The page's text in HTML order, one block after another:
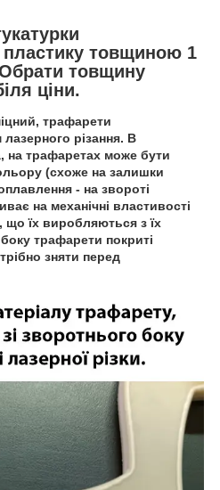
товщиною 1
товщину
ціни.
трафарети
різання. В
на трафаретах може бути
(схоже на залишки
- на звороті
на механічні властивості
що їх виробляються з їх
трафарети покриті
зняти перед